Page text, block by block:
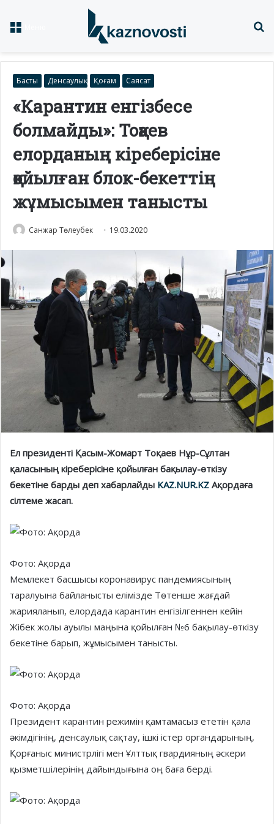
Басты Денсаулық Қоғам Саясат
«Карантин енгізбесе
болмайды»: Тоқаев
елорданың кіреберісіне
қойылған блок-бекеттің
жұмысымен танысты
Санжар Төлеубек 19.03.2020
Ел президенті Қасым-Жомарт Тоқаев Нұр-Сұлтан
қаласының кіреберісіне қойылған бақылау-өткізу
бекетіне барды деп хабарлайды KAZ.NUR.KZ Ақордаға
сілтеме жасап.
Фото: Ақорда
Мемлекет басшысы коронавирус пандемиясының
таралуына байланысты елімізде Төтенше жағдай
жарияланып, елордада карантин енгізілгеннен кейін
Жібек жолы ауылы маңына қойылған №6 бақылау-өткізу
бекетіне барып, жұмысымен танысты.
Фото: Ақорда
Президент карантин режимін қамтамасыз ететін қала
әкімдігінің, денсаулық сақтау, ішкі істер органдарының,
Қорғаныс министрлігі мен Ұлттық гвардияның әскери
қызметшілерінің дайындығына оң баға берді.